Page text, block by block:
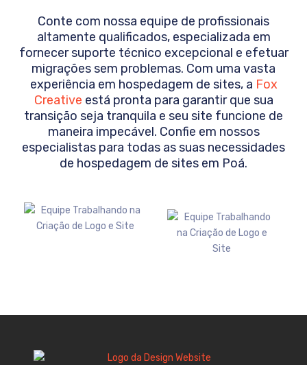
Conte com nossa equipe de profissionais
altamente qualificados, especializada em
fornecer suporte técnico excepcional e efetuar
migrações sem problemas. Com uma vasta
experiência em hospedagem de sites, a Fox
Creative está pronta para garantir que sua
transição seja tranquila e seu site funcione de
maneira impecável. Confie em nossos
especialistas para todas as suas necessidades
de hospedagem de sites em Poá.